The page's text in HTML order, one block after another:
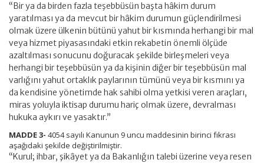
“Bir ya da birden fazla teşebbüsün başta hâkim durum
yaratılması ya da mevcut bir hâkim durumun güçlendirilmesi
olmak üzere ülkenin bütünü yahut bir kısmında herhangi bir mal
veya hizmet piyasasındaki etkin rekabetin önemli ölçüde
azaltılması sonucunu doğuracak şekilde birleşmeleri veya
herhangi bir teşebbüsün ya da kişinin diğer bir teşebbüsün mal
varlığını yahut ortaklık paylarının tümünü veya bir kısmını ya
da kendisine yönetimde hak sahibi olma yetkisi veren araçları,
miras yoluyla iktisap durumu hariç olmak üzere, devralması
hukuka aykırı ve yasaktır.”
MADDE 3- 4054 sayılı Kanunun 9 uncu maddesinin birinci fıkrası
aşağıdaki şekilde değiştirilmiştir.
“Kurul; ihbar, şikâyet ya da Bakanlığın talebi üzerine veya resen